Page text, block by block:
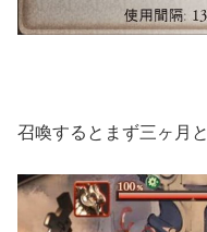
召喚するとまず三ヶ月